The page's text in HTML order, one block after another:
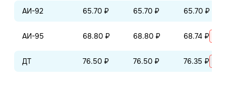
АИ-92 65.70 ₽ 65.70 ₽ 65.70 ₽
АИ-95 68.80 ₽ 68.80 ₽ 68.74 ₽
ДТ 76.50 ₽ 76.50 ₽ 76.35 ₽